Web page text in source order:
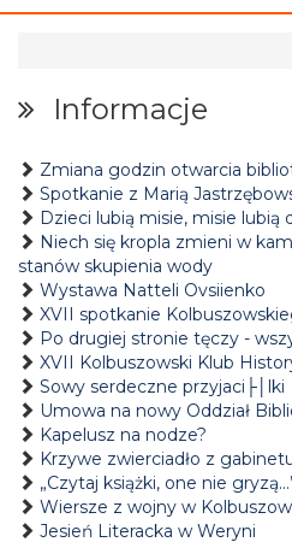
Informacje
Zmiana godzin otwarcia
Spotkanie z Marią
Dzieci lubią misie, misie lubią
Niech się kropla zmieni w
stanów skupienia wody
Wystawa Natteli Ovsiienko
XVII spotkanie
Po drugiej stronie tęczy -
XVII Kolbuszowski Klub
Sowy serdeczne przyjaci├│lki
Umowa na nowy Oddział
Kapelusz na nodze?
Krzywe zwierciadło z
„Czytaj książki, one nie
Wiersze z wojny w
Jesień Literacka w Weryni